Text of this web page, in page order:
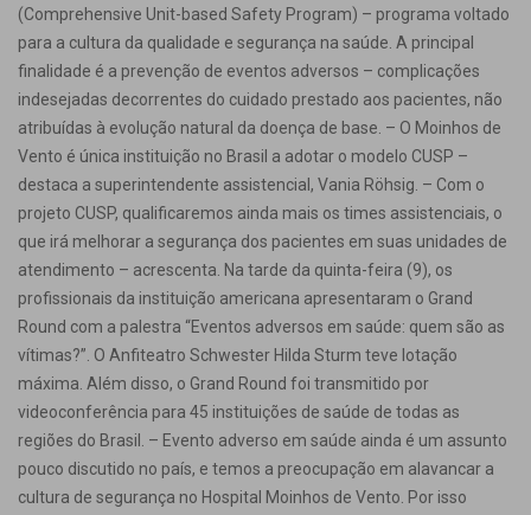
(Comprehensive Unit-based Safety Program) – programa voltado
para a cultura da qualidade e segurança na saúde. A principal
finalidade é a prevenção de eventos adversos – complicações
indesejadas decorrentes do cuidado prestado aos pacientes, não
atribuídas à evolução natural da doença de base. – O Moinhos de
Vento é única instituição no Brasil a adotar o modelo CUSP –
destaca a superintendente assistencial, Vania Röhsig. – Com o
projeto CUSP, qualificaremos ainda mais os times assistenciais, o
que irá melhorar a segurança dos pacientes em suas unidades de
atendimento – acrescenta. Na tarde da quinta-feira (9), os
profissionais da instituição americana apresentaram o Grand
Round com a palestra “Eventos adversos em saúde: quem são as
vítimas?”. O Anfiteatro Schwester Hilda Sturm teve lotação
máxima. Além disso, o Grand Round foi transmitido por
videoconferência para 45 instituições de saúde de todas as
regiões do Brasil. – Evento adverso em saúde ainda é um assunto
pouco discutido no país, e temos a preocupação em alavancar a
cultura de segurança no Hospital Moinhos de Vento. Por isso